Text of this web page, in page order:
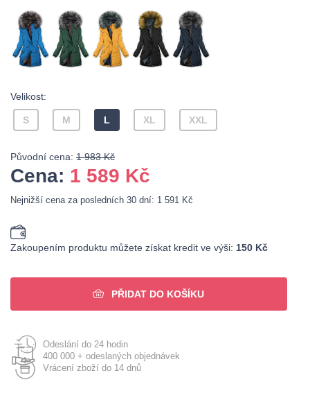
Velikost:
S M L XL XXL
Původní cena: 1 983 Kč
Cena: 1 589 Kč
Nejnižší cena za posledních 30 dní: 1 591 Kč
Zakoupením produktu můžete získat kredit ve výši: 150 Kč
PŘIDAT DO KOŠÍKU
Odeslání do 24 hodin
400 000 + odeslaných objednávek
Vrácení zboží do 14 dnů